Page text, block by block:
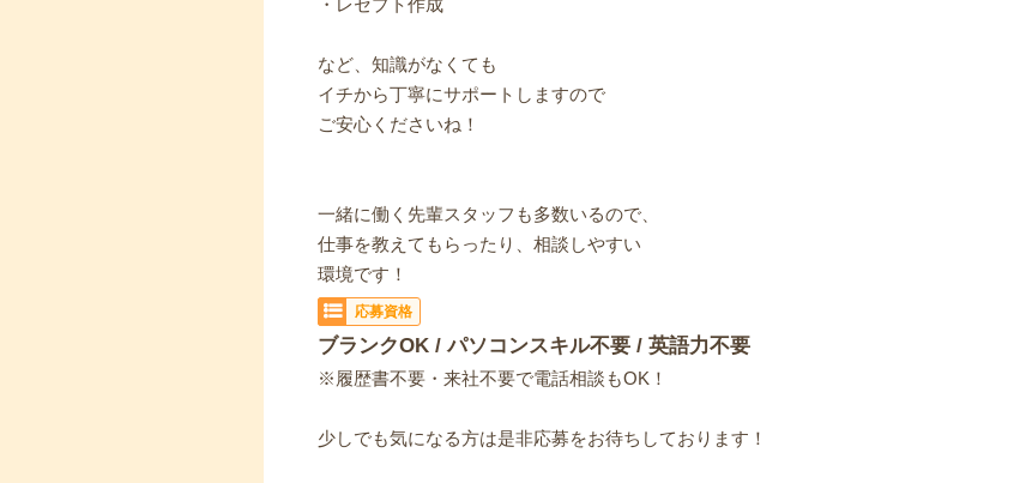
・レセプト作成
など、知識がなくても
イチから丁寧にサポートしますので
ご安心くださいね！
一緒に働く先輩スタッフも多数いるので、
仕事を教えてもらったり、相談しやすい
環境です！
応募資格
ブランクOK / パソコンスキル不要 / 英語力不要
※履歴書不要・来社不要で電話相談もOK！
少しでも気になる方は是非応募をお待ちしております！